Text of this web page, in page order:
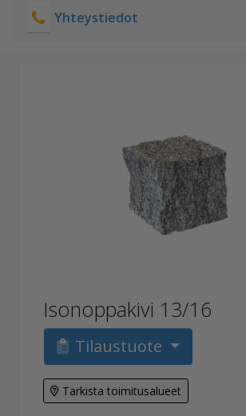
Yhteystiedot
Isonoppakivi 13/16
Tilaustuote
Tarkista toimitusalueet